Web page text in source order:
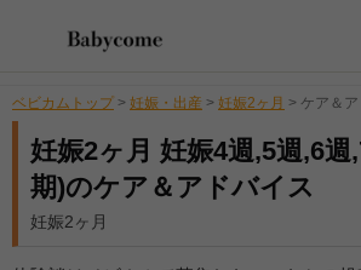
ベビカムトップ > 妊娠・出産 > 妊娠2ヶ月 > ケア＆
妊娠2ヶ月 妊娠4週,5週,6週
期)のケア＆アドバイス
妊娠2ヶ月